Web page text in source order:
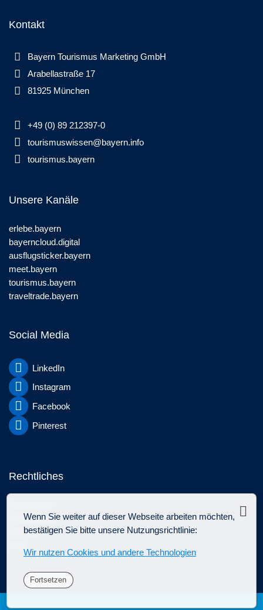
Wenn Sie weiter auf dieser Webseite arbeiten möchten,
bestätigen Sie bitte unsere Nutzungsrichtlinie:
Wir nutzen Cookies und andere Technologien
Fortsetzen
Kontakt
Bayern Tourismus Marketing GmbH
Arabellastraße 17
81925 München
+49 (0) 89 212397-0
tourismuswissen@bayern.info
tourismus.bayern
Unsere Kanäle
erlebe.bayern
bayerncloud.digital
ausflugsticker.bayern
meet.bayern
tourismus.bayern
traveltrade.bayern
Social Media
LinkedIn
Instagram
Facebook
Pinterest
Rechtliches
Datenschutz
Glossar